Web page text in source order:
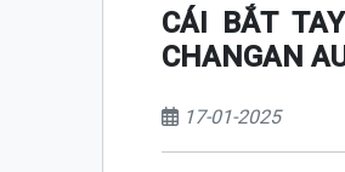
CÁI BẮT
CHANGAN
17-01-2025